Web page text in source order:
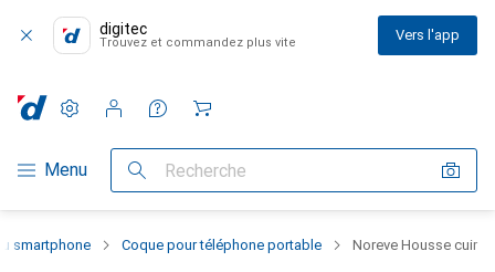
digitec
Trouvez et commandez plus vite Vers l'app
Navigation par catégorie
Menu Recherche
Paramètres
Compte client
Listes de comparaison
Listes d'envies
Panier
smartphone Coque pour téléphone portable Noreve Housse cuir